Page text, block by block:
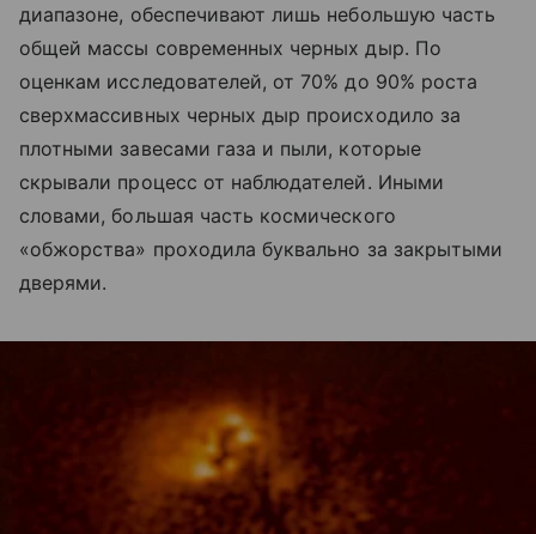
диапазоне, обеспечивают лишь небольшую часть
общей массы современных черных дыр. По
оценкам исследователей, от 70% до 90% роста
сверхмассивных черных дыр происходило за
плотными завесами газа и пыли, которые
скрывали процесс от наблюдателей. Иными
словами, большая часть космического
«обжорства» проходила буквально за закрытыми
дверями.